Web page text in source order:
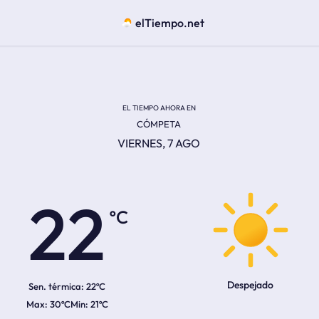
elTiempo.net
EL TIEMPO AHORA EN
CÓMPETA
VIERNES, 7 AGO
22
Sen. térmica: 22ºC
30ºC 21ºC
Despejado